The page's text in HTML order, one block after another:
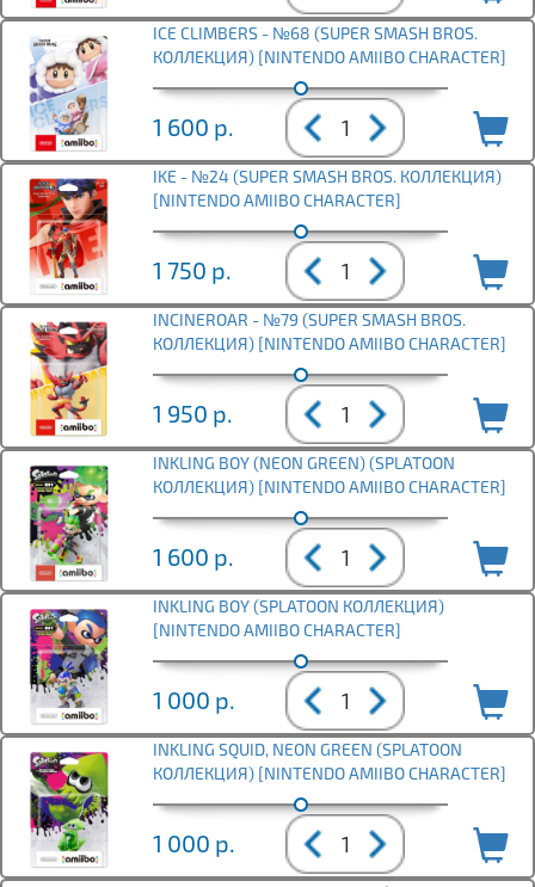
ICE CLIMBERS - №68 (SUPER SMASH BROS.
КОЛЛЕКЦИЯ) [NINTENDO AMIIBO CHARACTER]
1 600 р.
IKE - №24 (SUPER SMASH BROS. КОЛЛЕКЦИЯ)
[NINTENDO AMIIBO CHARACTER]
1 750 р.
INCINEROAR - №79 (SUPER SMASH BROS.
КОЛЛЕКЦИЯ) [NINTENDO AMIIBO CHARACTER]
1 950 р.
INKLING BOY (NEON GREEN) (SPLATOON
КОЛЛЕКЦИЯ) [NINTENDO AMIIBO CHARACTER]
1 600 р.
INKLING BOY (SPLATOON КОЛЛЕКЦИЯ)
[NINTENDO AMIIBO CHARACTER]
1 000 р.
INKLING SQUID, NEON GREEN (SPLATOON
КОЛЛЕКЦИЯ) [NINTENDO AMIIBO CHARACTER]
1 000 р.